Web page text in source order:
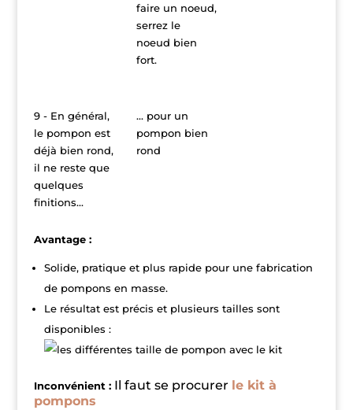
faire un noeud,
serrez le
noeud bien
fort.
9 - En général,
le pompon est
déjà bien rond,
il ne reste que
quelques
finitions...
... pour un
pompon bien
rond
Avantage :
Solide, pratique et plus rapide pour une fabrication
de pompons en masse.
Le résultat est précis et plusieurs tailles sont
disponibles :
Inconvénient : Il faut se procurer le kit à
pompons